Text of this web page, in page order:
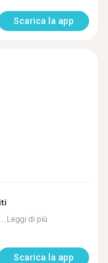
Scarica la app
Leggi di più
Scarica la app